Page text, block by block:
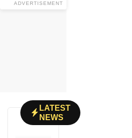
ADVERTISEMENT
LATEST
NEWS